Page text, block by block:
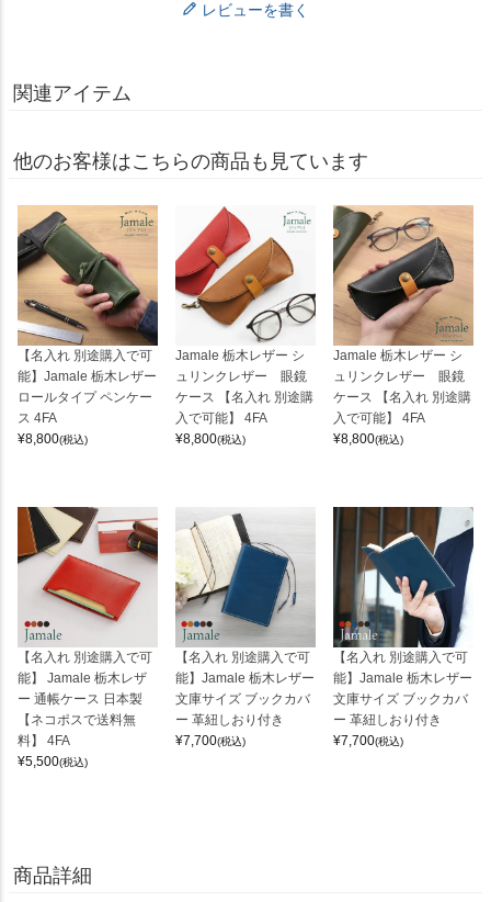
レビューを書く
関連アイテム
他のお客様はこちらの商品も見ています
【名入れ 別途購入で可
能】Jamale 栃木レザー
ロールタイプ ペンケー
ス 4FA
¥8,800(税込)
Jamale 栃木レザー シ
ュリンクレザー 眼鏡
ケース 【名入れ 別途購
入で可能】 4FA
¥8,800(税込)
Jamale 栃木レザー シ
ュリンクレザー 眼鏡
ケース 【名入れ 別途購
入で可能】 4FA
¥8,800(税込)
【名入れ 別途購入で可
能】 Jamale 栃木レザ
ー 通帳ケース 日本製
【ネコポスで送料無
料】 4FA
¥5,500(税込)
【名入れ 別途購入で可
能】Jamale 栃木レザー
文庫サイズ ブックカバ
ー 革紐しおり付き
¥7,700(税込)
【名入れ 別途購入で可
能】Jamale 栃木レザー
文庫サイズ ブックカバ
ー 革紐しおり付き
¥7,700(税込)
商品詳細